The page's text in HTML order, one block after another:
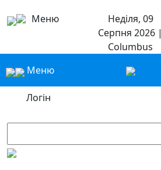
Меню
Неділя, 09
Серпня 2026 |
Columbus
Меню
Логін